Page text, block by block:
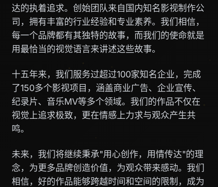
达的执着追求。创始团队来自国内知名影视制作公
司，拥有丰富的行业经验和专业素养。我们相信，
每一个品牌都有其独特的故事，而我们的使命就是
用最恰当的视觉语言来讲述这些故事。
十五年来，我们服务过超过100家知名企业，完成
了150多个影视项目，涵盖商业广告、企业宣传、
纪录片、音乐MV等多个领域。我们的作品不仅在
视觉上追求极致，更在情感上力求与观众产生共
鸣。
未来，我们将继续秉承"用心创作，用情传达"的理
念，为更多品牌创造价值，为观众带来感动。我们
相信，好的作品能够跨越时间和空间的限制，成为